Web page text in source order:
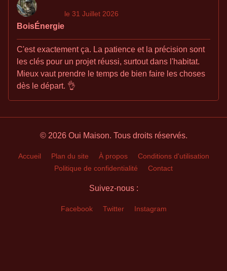
BoisÉnergie
le 31 Juillet 2026
C'est exactement ça. La patience et la précision sont
les clés pour un projet réussi, surtout dans l'habitat.
Mieux vaut prendre le temps de bien faire les choses
dès le départ. 👌
© 2026 Oui Maison. Tous droits réservés.
Accueil Plan du site À propos
Conditions d'utilisation
Politique de confidentialité
Contact
Suivez-nous :
Facebook Twitter Instagram